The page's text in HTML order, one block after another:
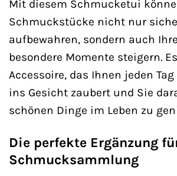
Mit diesem Schmucketui
Schmuckstücke nicht nur
aufbewahren, sondern auch
besondere Momente steigern.
Accessoire, das Ihnen jeden
ins Gesicht zaubert und Sie
schönen Dinge im Leben zu
Die perfekte Ergänzung
Schmucksammlung